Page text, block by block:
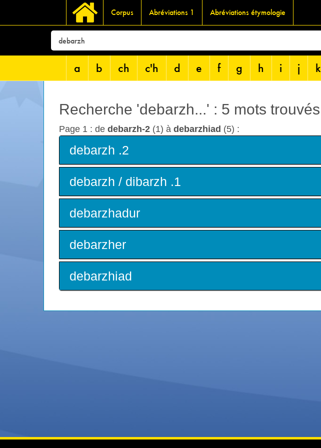
Corpus Abréviations 1 Abréviations étymologie
a b ch c'h d e f g h i j k
Recherche 'debarzh...' : 5 mots trouvés
Page 1 : de debarzh-2 (1) à debarzhiad (5) :
debarzh .2
debarzh / dibarzh .1
debarzhadur
debarzher
debarzhiad